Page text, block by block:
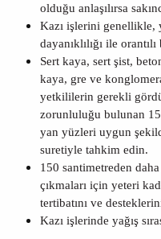
olduğu anlaşılırsa
Kazı işlerini genellikle,
dayanıklılığı ile
Sert kaya, sert şist,
kaya, gre ve
yetkililerin gerekli
zorunluluğu bulunan
yan yüzleri uygun
suretiyle tahkim edin.
150 santimetreden
çıkmaları için yeteri
tertibatını ve
Kazı işlerinde yağış